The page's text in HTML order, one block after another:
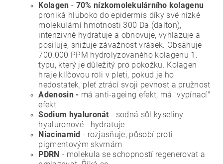
Kolagen - 70% nízkomolekulárního kolagenu
proniká hluboko do epidermis díky své nízké
molekulární hmotnosti 300 Da (dalton),
intenzivně hydratuje a obnovuje, vyhlazuje a
posiluje, snižuje závažnost vrásek. Obsahuje
700.000 PPM hydrolyzovaného kolagenu 1.
typu, který je důležitý pro pokožku. Kolagen
hraje klíčovou roli v pleti, pokud je ho
nedostatek, pleť ztrácí svoji pevnost a pružnost
Adenosin - má anti-ageing efekt, má "vypínací"
efekt
Sodium hyaluronát - sodná sůl kyseliny
hyaluronové - hydratuje
Niacinamid - rozjasňuje, působí proti
pigmentovým skvrnám
PDRN - molekula se schopností regenerovat a